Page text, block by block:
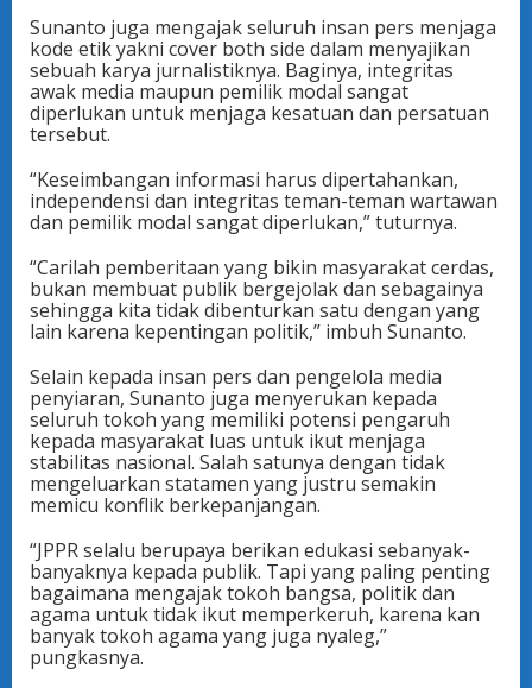
Sunanto juga mengajak seluruh insan pers menjaga
kode etik yakni cover both side dalam menyajikan
sebuah karya jurnalistiknya. Baginya, integritas
awak media maupun pemilik modal sangat
diperlukan untuk menjaga kesatuan dan persatuan
tersebut.
“Keseimbangan informasi harus dipertahankan,
independensi dan integritas teman-teman wartawan
dan pemilik modal sangat diperlukan,” tuturnya.
“Carilah pemberitaan yang bikin masyarakat cerdas,
bukan membuat publik bergejolak dan sebagainya
sehingga kita tidak dibenturkan satu dengan yang
lain karena kepentingan politik,” imbuh Sunanto.
Selain kepada insan pers dan pengelola media
penyiaran, Sunanto juga menyerukan kepada
seluruh tokoh yang memiliki potensi pengaruh
kepada masyarakat luas untuk ikut menjaga
stabilitas nasional. Salah satunya dengan tidak
mengeluarkan statamen yang justru semakin
memicu konflik berkepanjangan.
“JPPR selalu berupaya berikan edukasi sebanyak-
banyaknya kepada publik. Tapi yang paling penting
bagaimana mengajak tokoh bangsa, politik dan
agama untuk tidak ikut memperkeruh, karena kan
banyak tokoh agama yang juga nyaleg,”
pungkasnya.